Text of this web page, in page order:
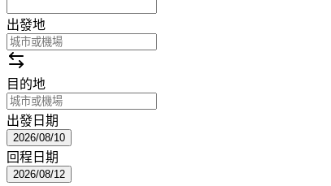
出發地
目的地
出發日期
2026/08/10
回程日期
2026/08/12